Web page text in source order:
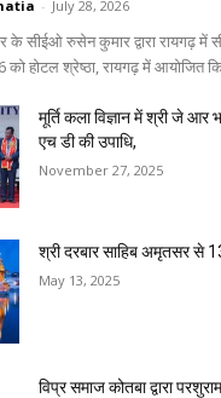
- July 28, 2026
के सीईओ रुसेन कुमार द्वारा रायगढ़
होटल श्रेष्ठा, रायगढ़ में आयोजित
मूर्ति कला विज्ञान में श्री जे आर
एच डी की उपाधि,
November 27, 2025
श्री दरबार साहिब अमृतसर से
May 13, 2025
विप्र समाज कोतबा द्वारा